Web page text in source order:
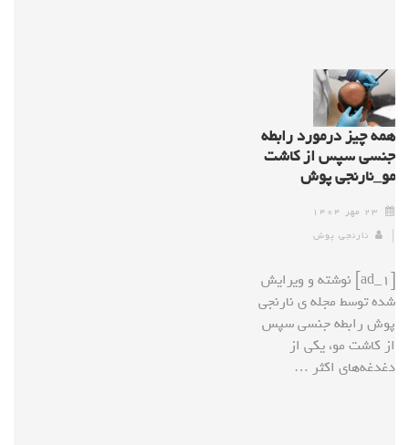
همه چیز درمورد رابطه
جنسی سپس از کاشت
مو_نارنجی پوش
۲۳ مهر ۱۴۰۴
نارنجی پوش
[ad_1] نوشته و ویرایش
شده توسط مجله ی نارنجی
پوش رابطه جنسی سپس
از کاشت مو، یکی از
دغدغه‌های اکثر …